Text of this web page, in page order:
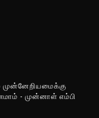
- முன்னாள் எம்பி